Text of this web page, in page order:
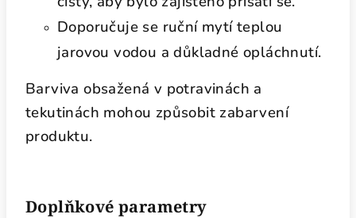
Doporučuje se ruční mytí teplou
jarovou vodou a důkladné opláchnutí.
Barviva obsažená v potravinách a
tekutinách mohou způsobit zabarvení
produktu.
Doplňkové parametry